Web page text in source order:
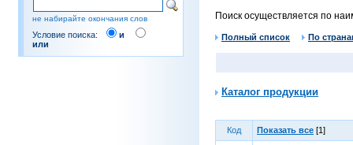
не набирайте окончания слов
Условие поиска:
и
или
Поиск осуществляется по
Полный список По
Каталог продукции
Код Показать все [1]